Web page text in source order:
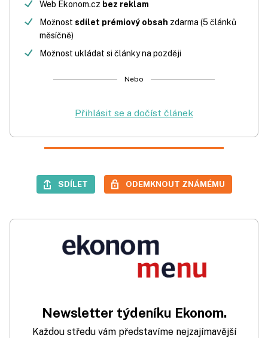
Web Ekonom.cz bez reklam
Možnost sdílet prémiový obsah zdarma (5 článků
měsíčně)
Možnost ukládat si články na později
Nebo
Přihlásit se a dočíst článek
SDÍLET ODEMKNOUT ZNÁMÉMU
Newsletter týdeníku Ekonom.
Každou středu vám představíme nejzajímavější